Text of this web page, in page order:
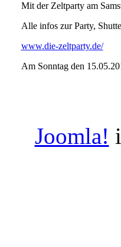
Mit der Zeltparty am
Alle infos zur Party,
www.die-zeltparty.de/
Am Sonntag den
Joomla!